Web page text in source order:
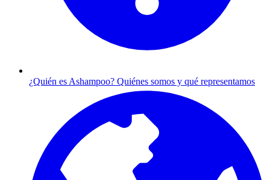
¿Quién es Ashampoo? Quiénes somos y qué representamos